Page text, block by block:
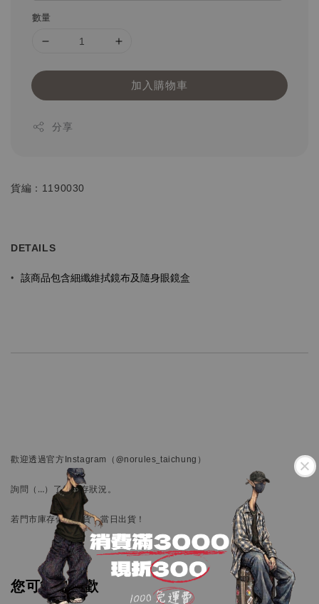
數量
加入購物車
分享
貨編：1190030
DETAILS
• 該商品包含細纖維拭鏡布及隨身眼鏡盒
歡迎透過官方Instagram （@norules_taichung）
詢問 （…） 了解庫存狀況。
若門市庫存備有現貨，當日出貨！
您可能也喜歡